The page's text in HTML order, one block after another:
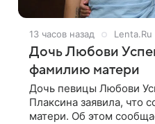
13 часов назад Lenta.Ru
Дочь Любови
фамилию матери
Дочь певицы Любови
Плаксина заявила, что
матери. Об этом